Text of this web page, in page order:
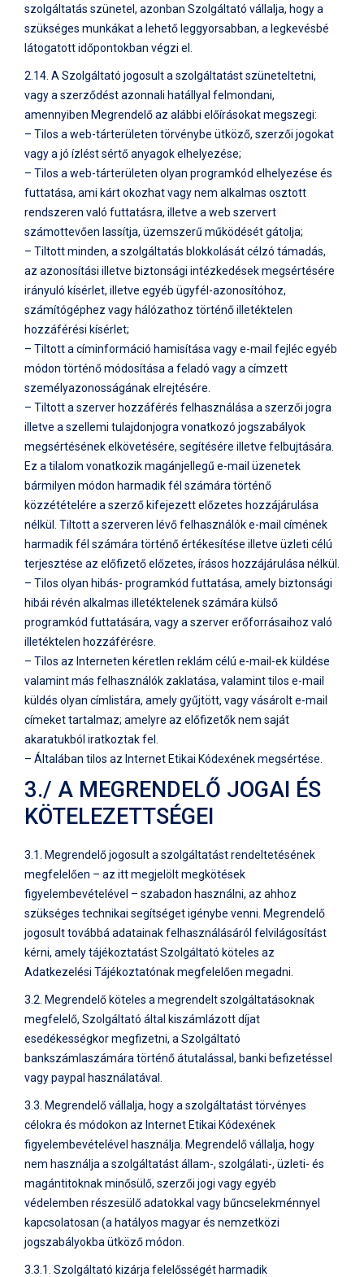
szolgáltatás szünetel, azonban Szolgáltató vállalja, hogy a
szükséges munkákat a lehető leggyorsabban, a legkevésbé
látogatott időpontokban végzi el.
2.14. A Szolgáltató jogosult a szolgáltatást szüneteltetni,
vagy a szerződést azonnali hatállyal felmondani,
amennyiben Megrendelő az alábbi előírásokat megszegi:
– Tilos a web-tárterületen törvénybe ütköző, szerzői jogokat
vagy a jó ízlést sértő anyagok elhelyezése;
– Tilos a web-tárterületen olyan programkód elhelyezése és
futtatása, ami kárt okozhat vagy nem alkalmas osztott
rendszeren való futtatásra, illetve a web szervert
számottevően lassítja, üzemszerű működését gátolja;
– Tiltott minden, a szolgáltatás blokkolását célzó támadás,
az azonosítási illetve biztonsági intézkedések megsértésére
irányuló kísérlet, illetve egyéb ügyfél-azonosítóhoz,
számítógéphez vagy hálózathoz történő illetéktelen
hozzáférési kísérlet;
– Tiltott a címinformáció hamisítása vagy e-mail fejléc egyéb
módon történő módosítása a feladó vagy a címzett
személyazonosságának elrejtésére.
– Tiltott a szerver hozzáférés felhasználása a szerzői jogra
illetve a szellemi tulajdonjogra vonatkozó jogszabályok
megsértésének elkövetésére, segítésére illetve felbujtására.
Ez a tilalom vonatkozik magánjellegű e-mail üzenetek
bármilyen módon harmadik fél számára történő
közzétételére a szerző kifejezett előzetes hozzájárulása
nélkül. Tiltott a szerveren lévő felhasználók e-mail címének
harmadik fél számára történő értékesítése illetve üzleti célú
terjesztése az előfizető előzetes, írásos hozzájárulása nélkül.
– Tilos olyan hibás- programkód futtatása, amely biztonsági
hibái révén alkalmas illetéktelenek számára külső
programkód futtatására, vagy a szerver erőforrásaihoz való
illetéktelen hozzáférésre.
– Tilos az Interneten kéretlen reklám célú e-mail-ek küldése
valamint más felhasználók zaklatása, valamint tilos e-mail
küldés olyan címlistára, amely gyűjtött, vagy vásárolt e-mail
címeket tartalmaz; amelyre az előfizetők nem saját
akaratukból iratkoztak fel.
– Általában tilos az Internet Etikai Kódexének megsértése.
3./ A MEGRENDELŐ JOGAI ÉS
KÖTELEZETTSÉGEI
3.1. Megrendelő jogosult a szolgáltatást rendeltetésének
megfelelően – az itt megjelölt megkötések
figyelembevételével – szabadon használni, az ahhoz
szükséges technikai segítséget igénybe venni. Megrendelő
jogosult továbbá adatainak felhasználásáról felvilágosítást
kérni, amely tájékoztatást Szolgáltató köteles az
Adatkezelési Tájékoztatónak megfelelően megadni.
3.2. Megrendelő köteles a megrendelt szolgáltatásoknak
megfelelő, Szolgáltató által kiszámlázott díjat
esedékességkor megfizetni, a Szolgáltató
bankszámlaszámára történő átutalással, banki befizetéssel
vagy paypal használatával.
3.3. Megrendelő vállalja, hogy a szolgáltatást törvényes
célokra és módokon az Internet Etikai Kódexének
figyelembevételével használja. Megrendelő vállalja, hogy
nem használja a szolgáltatást állam-, szolgálati-, üzleti- és
magántitoknak minősülő, szerzői jogi vagy egyéb
védelemben részesülő adatokkal vagy bűncselekménnyel
kapcsolatosan (a hatályos magyar és nemzetközi
jogszabályokba ütköző módon.
3.3.1. Szolgáltató kizárja felelősségét harmadik